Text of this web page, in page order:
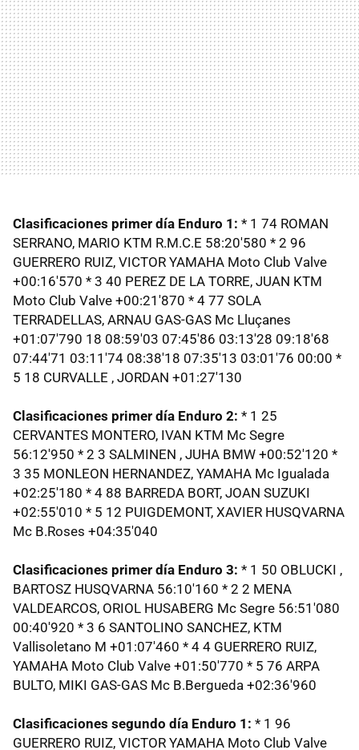
Clasificaciones primer día Enduro 1: * 1 74 ROMAN
SERRANO, MARIO KTM R.M.C.E 58:20'580 * 2 96
GUERRERO RUIZ, VICTOR YAMAHA Moto Club Valve
+00:16'570 * 3 40 PEREZ DE LA TORRE, JUAN KTM
Moto Club Valve +00:21'870 * 4 77 SOLA
TERRADELLAS, ARNAU GAS-GAS Mc Lluçanes
+01:07'790 18 08:59'03 07:45'86 03:13'28 09:18'68
07:44'71 03:11'74 08:38'18 07:35'13 03:01'76 00:00 *
5 18 CURVALLE , JORDAN +01:27'130
Clasificaciones primer día Enduro 2: * 1 25
CERVANTES MONTERO, IVAN KTM Mc Segre
56:12'950 * 2 3 SALMINEN , JUHA BMW +00:52'120 *
3 35 MONLEON HERNANDEZ, YAMAHA Mc Igualada
+02:25'180 * 4 88 BARREDA BORT, JOAN SUZUKI
+02:55'010 * 5 12 PUIGDEMONT, XAVIER HUSQVARNA
Mc B.Roses +04:35'040
Clasificaciones primer día Enduro 3: * 1 50 OBLUCKI ,
BARTOSZ HUSQVARNA 56:10'160 * 2 2 MENA
VALDEARCOS, ORIOL HUSABERG Mc Segre 56:51'080
00:40'920 * 3 6 SANTOLINO SANCHEZ, KTM
Vallisoletano M +01:07'460 * 4 4 GUERRERO RUIZ,
YAMAHA Moto Club Valve +01:50'770 * 5 76 ARPA
BULTO, MIKI GAS-GAS Mc B.Bergueda +02:36'960
Clasificaciones segundo día Enduro 1: * 1 96
GUERRERO RUIZ, VICTOR YAMAHA Moto Club Valve